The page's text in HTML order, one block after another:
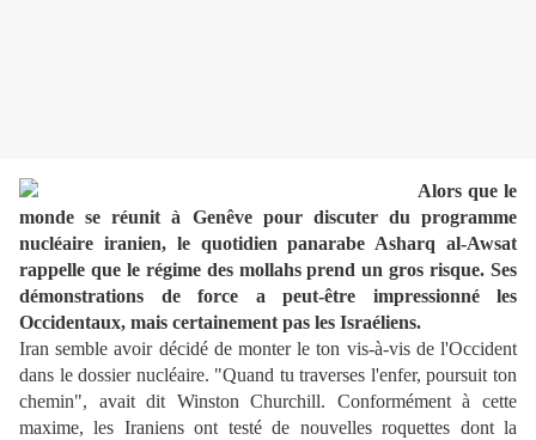
Alors que le
monde se réunit à Genêve pour discuter du programme
nucléaire iranien, le quotidien panarabe Asharq al-Awsat
rappelle que le régime des mollahs prend un gros risque. Ses
démonstrations de force a peut-être impressionné les
Occidentaux, mais certainement pas les Israéliens.
Iran semble avoir décidé de monter le ton vis-à-vis de l'Occident
dans le dossier nucléaire. "Quand tu traverses l'enfer, poursuit ton
chemin", avait dit Winston Churchill. Conformément à cette
maxime, les Iraniens ont testé de nouvelles roquettes dont la